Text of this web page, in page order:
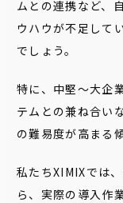
ムとの連携など、
ウハウが不足して
でしょう。
特に、中堅〜大企
テムとの兼ね合い
の難易度が高まる
私たちXIMIXでは
ら、実際の導入作